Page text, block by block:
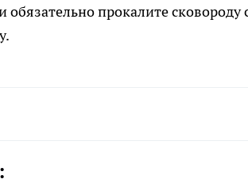
прокалите сковороду